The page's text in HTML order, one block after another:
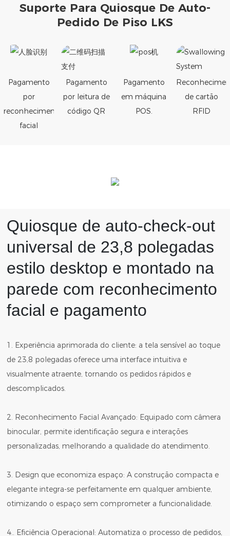
Suporte Para Quiosque De Auto-
Pedido De Piso LKS
Pagamento
por
reconhecimento
facial
Pagamento
por leitura de
código QR
Pagamento
em máquina
POS.
de cartão
RFID
Quiosque de auto-check-out
universal de 23,8 polegadas
estilo desktop e montado na
parede com reconhecimento
facial e pagamento
1. Experiência aprimorada do cliente: a tela sensível ao toque
de 23,8 polegadas oferece uma interface intuitiva e
visualmente atraente, tornando os pedidos rápidos e
descomplicados.
2. Reconhecimento Facial Avançado: Equipado com câmera
binocular, permite identificação segura e interações
personalizadas, melhorando a qualidade do atendimento.
3. Design que economiza espaço: A construção compacta e
elegante integra-se perfeitamente em qualquer ambiente,
otimizando o espaço sem comprometer a funcionalidade.
4.. Eficiência Operacional: Automatiza o processo de pedidos,